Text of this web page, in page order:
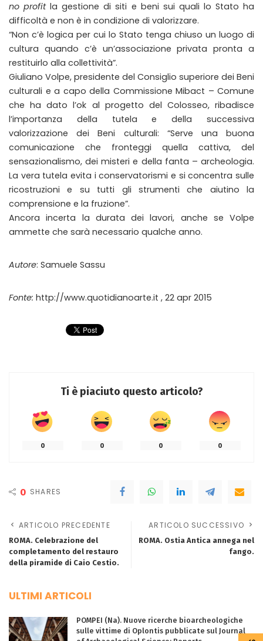
no profitla gestione di siti e beni sui quali lo Stato ha
difficoltà e non è in condizione di valorizzare.
“Non c’è logica per cui lo Stato tenga chiuso un luogo di
cultura quando c’è un’associazione privata pronta a
restituirlo alla collettività”.
Giuliano Volpe, presidente del Consiglio superiore dei Beni
culturali e a capo della Commissione Mibact – Comune
che ha dato l’ok al progetto del Colosseo, ribadisce
l’importanza della tutela e della successiva
valorizzazione dei Beni culturali: “Serve una buona
comunicazione che fronteggi quella cattiva, del
sensazionalismo, dei misteri e della fanta – archeologia.
La vera tutela evita i conservatorismi e si concentra sulle
ricostruzioni e su tutti gli strumenti che aiutino la
comprensione e la fruzione”.
Ancora incerta la durata dei lavori, anche se Volpe
ammette che sarà necessario qualche anno.
Autore: Samuele Sassu
Fonte: http://www.quotidianoarte.it , 22 apr 2015
Ti è piaciuto questo articolo?
0 0 0 0
0 SHARES
ARTICOLO PRECEDENTE
ROMA. Celebrazione del
completamento del restauro
della piramide di Caio Cestio.
ARTICOLO SUCCESSIVO
ROMA. Ostia Antica annega nel
fango.
ULTIMI ARTICOLI
POMPEI (Na). Nuove ricerche bioarcheologiche
sulle vittime di Oplontis pubblicate sul Journal